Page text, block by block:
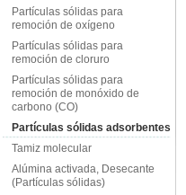
Partículas sólidas para
remoción de oxígeno
Partículas sólidas para
remoción de cloruro
Partículas sólidas para
remoción de monóxido de
carbono (CO)
Partículas sólidas adsorbentes
Tamiz molecular
Alúmina activada, Desecante
(Partículas sólidas)